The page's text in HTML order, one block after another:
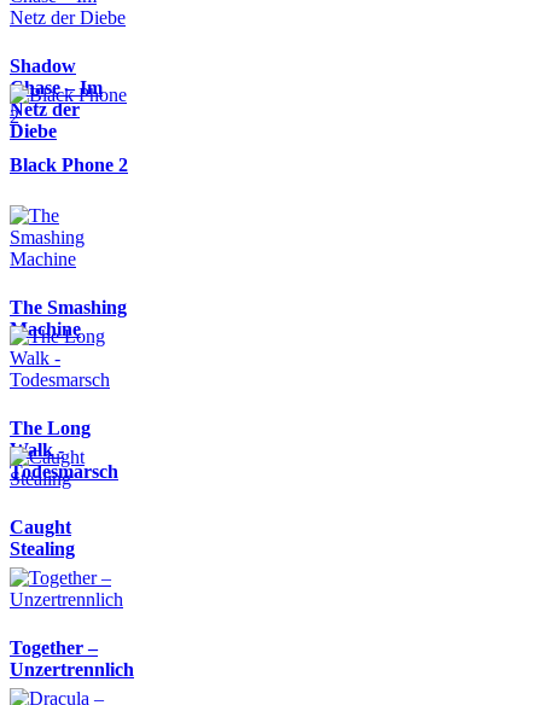
Shadow
Chase – Im
Netz der
Diebe
Black Phone 2
The Smashing
Machine
The Long
Walk -
Todesmarsch
Caught
Stealing
Together –
Unzertrennlich